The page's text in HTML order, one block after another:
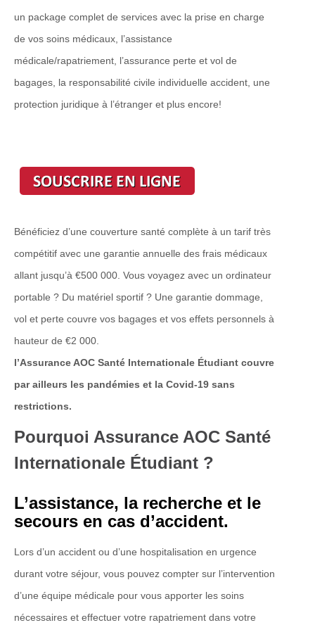
un package complet de services avec la prise en charge
de vos soins médicaux, l’assistance
médicale/rapatriement, l’assurance perte et vol de
bagages, la responsabilité civile individuelle accident, une
protection juridique à l’étranger et plus encore!
Bénéficiez d’une couverture santé complète à un tarif très
compétitif avec une garantie annuelle des frais médicaux
allant jusqu’à €500 000. Vous voyagez avec un ordinateur
portable ? Du matériel sportif ? Une garantie dommage,
vol et perte couvre vos bagages et vos effets personnels à
hauteur de €2 000.
l’Assurance AOC Santé Internationale Étudiant couvre
par ailleurs les pandémies et la Covid-19 sans
restrictions.
Pourquoi Assurance AOC Santé
Internationale Étudiant ?
L’assistance, la recherche et le
secours en cas d’accident.
Lors d’un accident ou d’une hospitalisation en urgence
durant votre séjour, vous pouvez compter sur l’intervention
d’une équipe médicale pour vous apporter les soins
nécessaires et effectuer votre rapatriement dans votre